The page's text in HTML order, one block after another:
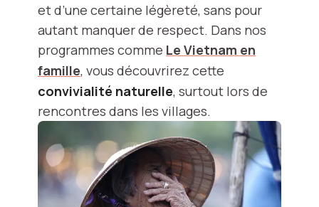
et d’une certaine légèreté, sans pour
autant manquer de respect. Dans nos
programmes comme Le Vietnam en
famille, vous découvrirez cette
convivialité naturelle, surtout lors de
rencontres dans les villages.